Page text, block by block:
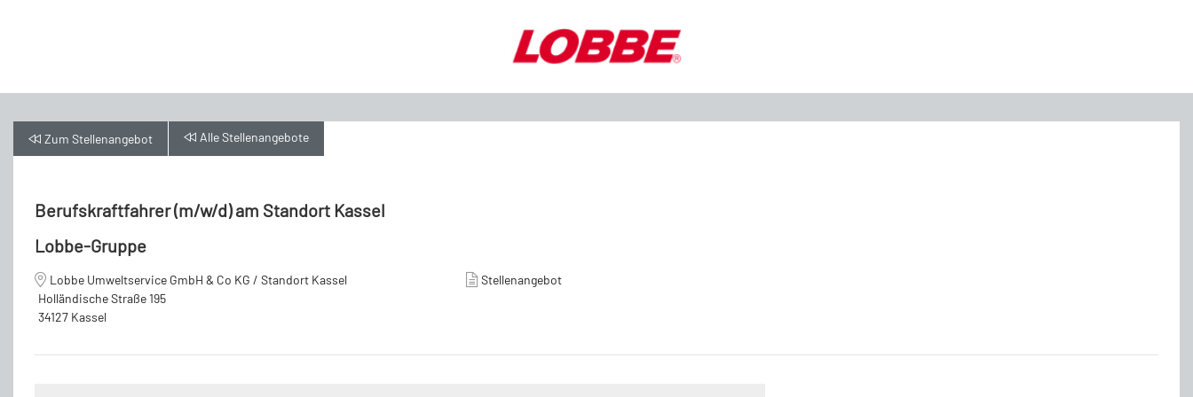
Zum Stellenangebot AlleStellenangebote
Berufskraftfahrer (m/w/d) am Standort Kassel
Lobbe-Gruppe
Lobbe Umweltservice GmbH & Co KG / Standort Kassel
Holländische Straße 195
34127 Kassel
Stellenangebot